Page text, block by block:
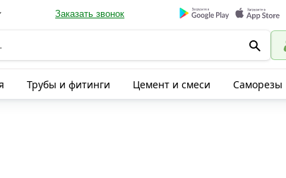
Заказать звонок
Трубы и фитинги Цемент и смеси Саморезы